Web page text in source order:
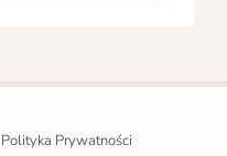
Polityka Prywatności